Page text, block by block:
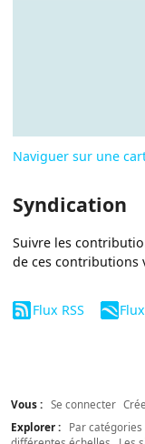
Naviguer sur une
Syndication
Suivre les
de ces contributions
Flux RSS
Vous : Se connecter
Explorer :
Par catégories